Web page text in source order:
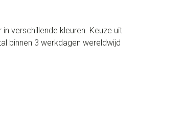
verschillende kleuren. Keuze uit
binnen 3 werkdagen wereldwijd